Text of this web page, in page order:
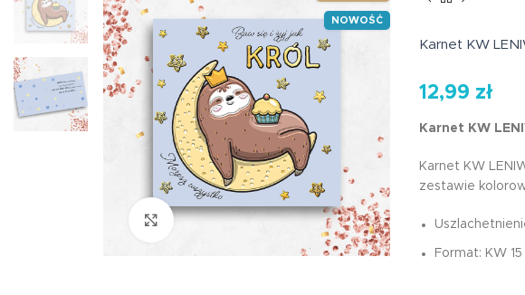
Magnetyczne zakładki do książek
Zakładka tradycyjna
NOWOŚĆ
Kliknij aby powiększyć
Karnet KW
12,99 zł
Karnet KW
Karnet KW
zestawie
Format: KW 15